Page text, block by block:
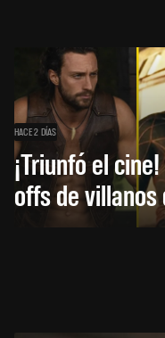
HACE 2 DÍAS
¡Triunfó el
offs de